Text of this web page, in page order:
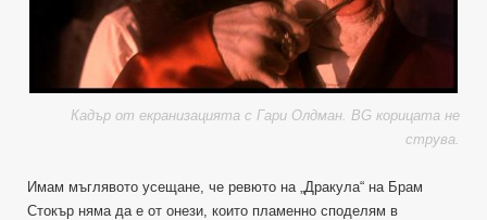
Кадър от екранизацията с Гари Олдман. BG корицата не
струва.
Имам мъглявото усещане, че ревюто на „Дракула“ на Брам
Стокър няма да е от онези, които пламенно споделям в